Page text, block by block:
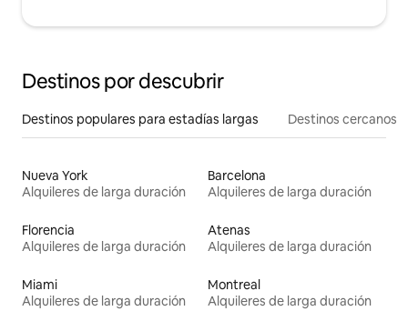
Destinos por descubrir
Destinos populares para estadías largas Destinos cercanos
Nueva York
Alquileres de larga duración
Barcelona
Alquileres de larga duración
Florencia
Alquileres de larga duración
Atenas
Alquileres de larga duración
Miami
Alquileres de larga duración
Montreal
Alquileres de larga duración